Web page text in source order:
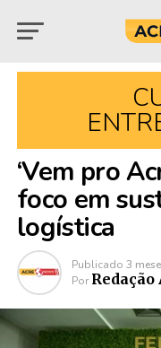
‘Vem pro
foco em
logística
Publicado 3
Por